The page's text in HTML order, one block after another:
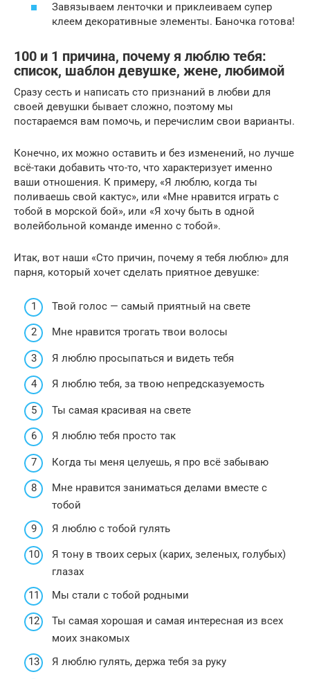
Завязываем ленточки и приклеиваем супер
клеем декоративные элементы. Баночка готова!
100 и 1 причина, почему я люблю тебя:
список, шаблон девушке, жене, любимой
Сразу сесть и написать сто признаний в любви для
своей девушки бывает сложно, поэтому мы
постараемся вам помочь, и перечислим свои варианты.
Конечно, их можно оставить и без изменений, но лучше
всё-таки добавить что-то, что характеризует именно
ваши отношения. К примеру, «Я люблю, когда ты
поливаешь свой кактус», или «Мне нравится играть с
тобой в морской бой», или «Я хочу быть в одной
волейбольной команде именно с тобой».
Итак, вот наши «Сто причин, почему я тебя люблю» для
парня, который хочет сделать приятное девушке:
Твой голос — самый приятный на свете
Мне нравится трогать твои волосы
Я люблю просыпаться и видеть тебя
Я люблю тебя, за твою непредсказуемость
Ты самая красивая на свете
Я люблю тебя просто так
Когда ты меня целуешь, я про всё забываю
Мне нравится заниматься делами вместе с
тобой
Я люблю с тобой гулять
Я тону в твоих серых (карих, зеленых, голубых)
глазах
Мы стали с тобой родными
Ты самая хорошая и самая интересная из всех
моих знакомых
Я люблю гулять, держа тебя за руку